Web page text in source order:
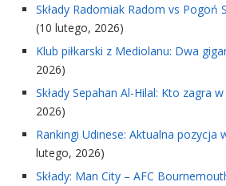
Składy Radomiak Radom vs Pogoń
(10 lutego, 2026)
Klub piłkarski z Mediolanu: Dwa
2026)
Składy Sepahan Al-Hilal: Kto zagra w
2026)
Rankingi Udinese: Aktualna pozycja
lutego, 2026)
Składy: Man City – AFC